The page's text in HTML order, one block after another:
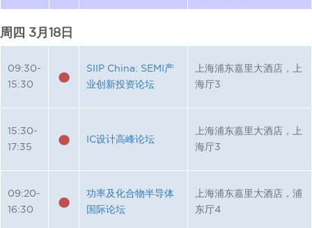
周四 3月18日
09:30-
15:30
SIIP China: SEMI产
业创新投资论坛
上海浦东嘉里大酒店，上
海厅3
15:30-
17:35
IC设计高峰论坛
上海浦东嘉里大酒店，上
海厅3
09:20-
16:30
功率及化合物半导体
国际论坛
上海浦东嘉里大酒店，浦
东厅4